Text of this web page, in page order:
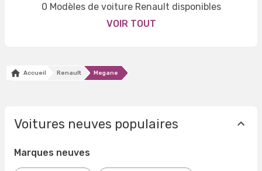
0 Modèles de voiture Renault disponibles
VOIR TOUT
Accueil Renault Megane
Voitures neuves populaires
Marques neuves